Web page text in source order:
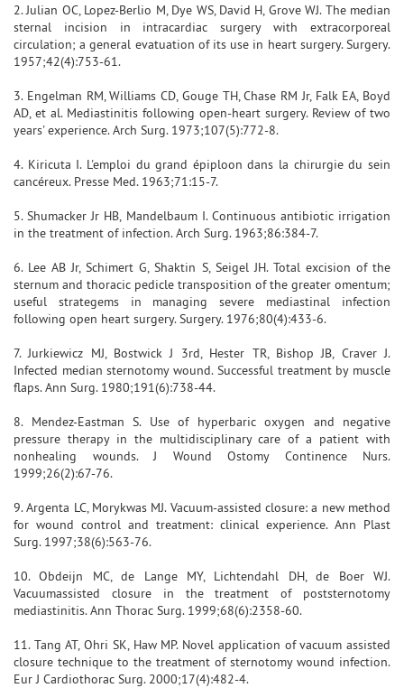
2. Julian OC, Lopez-Berlio M, Dye WS, David H, Grove WJ. The median
sternal incision in intracardiac surgery with extracorporeal
circulation; a general evatuation of its use in heart surgery. Surgery.
1957;42(4):753-61.
3. Engelman RM, Williams CD, Gouge TH, Chase RM Jr, Falk EA, Boyd
AD, et al. Mediastinitis following open-heart surgery. Review of two
years' experience. Arch Surg. 1973;107(5):772-8.
4. Kiricuta I. L'emploi du grand épiploon dans la chirurgie du sein
cancéreux. Presse Med. 1963;71:15-7.
5. Shumacker Jr HB, Mandelbaum I. Continuous antibiotic irrigation
in the treatment of infection. Arch Surg. 1963;86:384-7.
6. Lee AB Jr, Schimert G, Shaktin S, Seigel JH. Total excision of the
sternum and thoracic pedicle transposition of the greater omentum;
useful strategems in managing severe mediastinal infection
following open heart surgery. Surgery. 1976;80(4):433-6.
7. Jurkiewicz MJ, Bostwick J 3rd, Hester TR, Bishop JB, Craver J.
Infected median sternotomy wound. Successful treatment by muscle
flaps. Ann Surg. 1980;191(6):738-44.
8. Mendez-Eastman S. Use of hyperbaric oxygen and negative
pressure therapy in the multidisciplinary care of a patient with
nonhealing wounds. J Wound Ostomy Continence Nurs.
1999;26(2):67-76.
9. Argenta LC, Morykwas MJ. Vacuum-assisted closure: a new method
for wound control and treatment: clinical experience. Ann Plast
Surg. 1997;38(6):563-76.
10. Obdeijn MC, de Lange MY, Lichtendahl DH, de Boer WJ.
Vacuumassisted closure in the treatment of poststernotomy
mediastinitis. Ann Thorac Surg. 1999;68(6):2358-60.
11. Tang AT, Ohri SK, Haw MP. Novel application of vacuum assisted
closure technique to the treatment of sternotomy wound infection.
Eur J Cardiothorac Surg. 2000;17(4):482-4.